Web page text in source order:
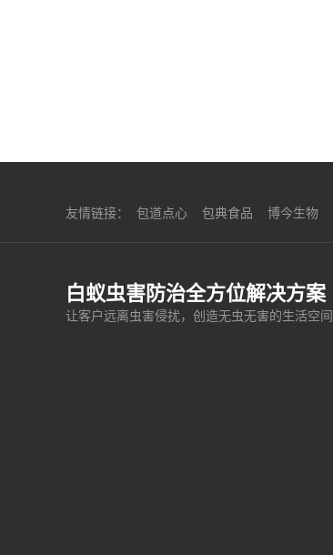
友情链接： 包道点心 包典食品 博今生物
白蚁虫害防治全方位解决方案
让客户远离虫害侵扰，创造无虫无害的生活空间